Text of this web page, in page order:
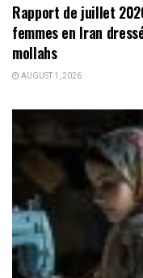
Rapport de juillet
femmes en Iran
mollahs
AUGUST 1, 2026